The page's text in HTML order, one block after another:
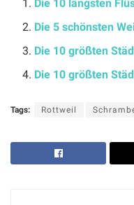
Die 10 längsten
Die 5 schönsten
Die 10 größten
Die 10 größten
Tags: Rottweil